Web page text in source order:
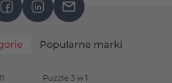
Popularne marki
Puzzle 3 w 1